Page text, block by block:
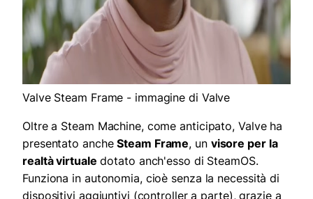
Valve Steam Frame - immagine di Valve
Oltre a Steam Machine, come anticipato, Valve ha
presentato ancheSteam Frame, un visore per la
realtà virtuale dotato anch'esso di SteamOS.
Funziona in autonomia, cioè senza la necessità di
dispositivi aggiuntivi (controller a parte), grazie a